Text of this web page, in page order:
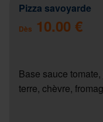
Pizza savoyarde
Dès 10.00 €
Base sauce
terre, chèvre,